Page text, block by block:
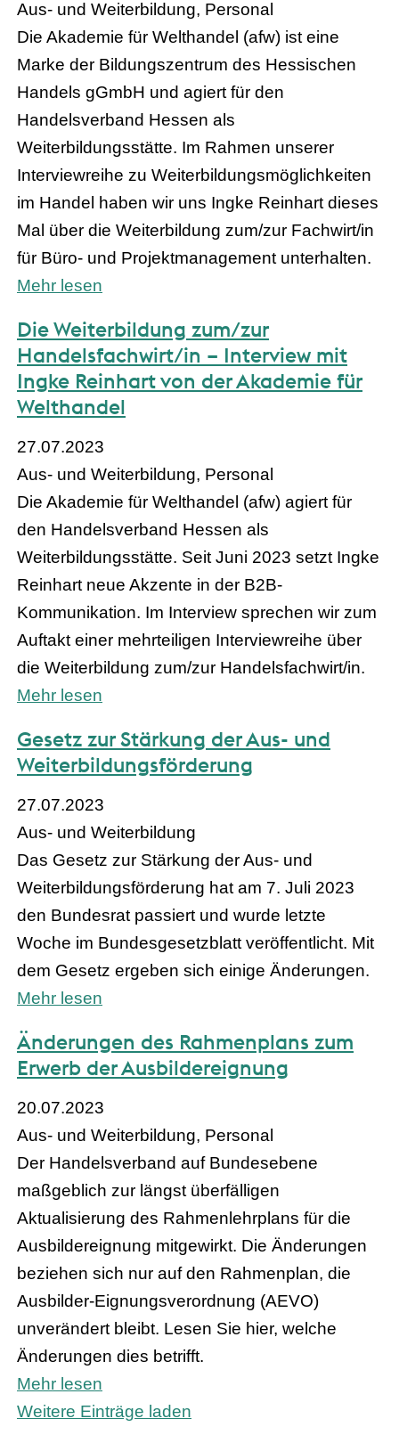
Aus- und Weiterbildung, Personal
Die Akademie für Welthandel (afw) ist eine
Marke der Bildungszentrum des Hessischen
Handels gGmbH und agiert für den
Handelsverband Hessen als
Weiterbildungsstätte. Im Rahmen unserer
Interviewreihe zu Weiterbildungsmöglichkeiten
im Handel haben wir uns Ingke Reinhart dieses
Mal über die Weiterbildung zum/zur Fachwirt/in
für Büro- und Projektmanagement unterhalten.
Mehr lesen
Die Weiterbildung zum/zur
Handelsfachwirt/in – Interview mit
Ingke Reinhart von der Akademie für
Welthandel
27.07.2023
Aus- und Weiterbildung, Personal
Die Akademie für Welthandel (afw) agiert für
den Handelsverband Hessen als
Weiterbildungsstätte. Seit Juni 2023 setzt Ingke
Reinhart neue Akzente in der B2B-
Kommunikation. Im Interview sprechen wir zum
Auftakt einer mehrteiligen Interviewreihe über
die Weiterbildung zum/zur Handelsfachwirt/in.
Mehr lesen
Gesetz zur Stärkung der Aus- und
Weiterbildungsförderung
27.07.2023
Aus- und Weiterbildung
Das Gesetz zur Stärkung der Aus- und
Weiterbildungsförderung hat am 7. Juli 2023
den Bundesrat passiert und wurde letzte
Woche im Bundesgesetzblatt veröffentlicht. Mit
dem Gesetz ergeben sich einige Änderungen.
Mehr lesen
Änderungen des Rahmenplans zum
Erwerb der Ausbildereignung
20.07.2023
Aus- und Weiterbildung, Personal
Der Handelsverband auf Bundesebene
maßgeblich zur längst überfälligen
Aktualisierung des Rahmenlehrplans für die
Ausbildereignung mitgewirkt. Die Änderungen
beziehen sich nur auf den Rahmenplan, die
Ausbilder-Eignungsverordnung (AEVO)
unverändert bleibt. Lesen Sie hier, welche
Änderungen dies betrifft.
Mehr lesen
Weitere Einträge laden